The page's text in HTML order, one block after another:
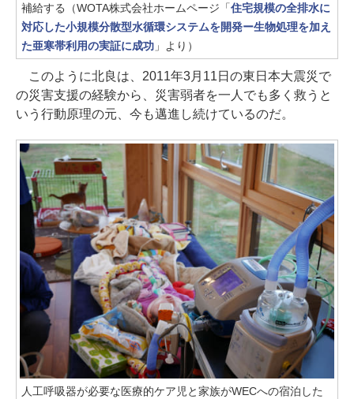
補給する（WOTA株式会社ホームページ「住宅規模の全排水に
対応した小規模分散型水循環システムを開発ー生物処理を加え
た亜寒帯利用の実証に成功」より）
このように北良は、2011年3月11日の東日本大震災で
の災害支援の経験から、災害弱者を一人でも多く救うと
いう行動原理の元、今も邁進し続けているのだ。
人工呼吸器が必要な医療的ケア児と家族がWECへの宿泊した